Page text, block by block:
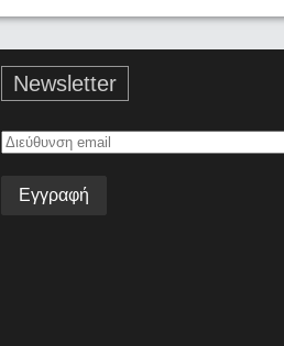
Newsletter
Διεύθυνση